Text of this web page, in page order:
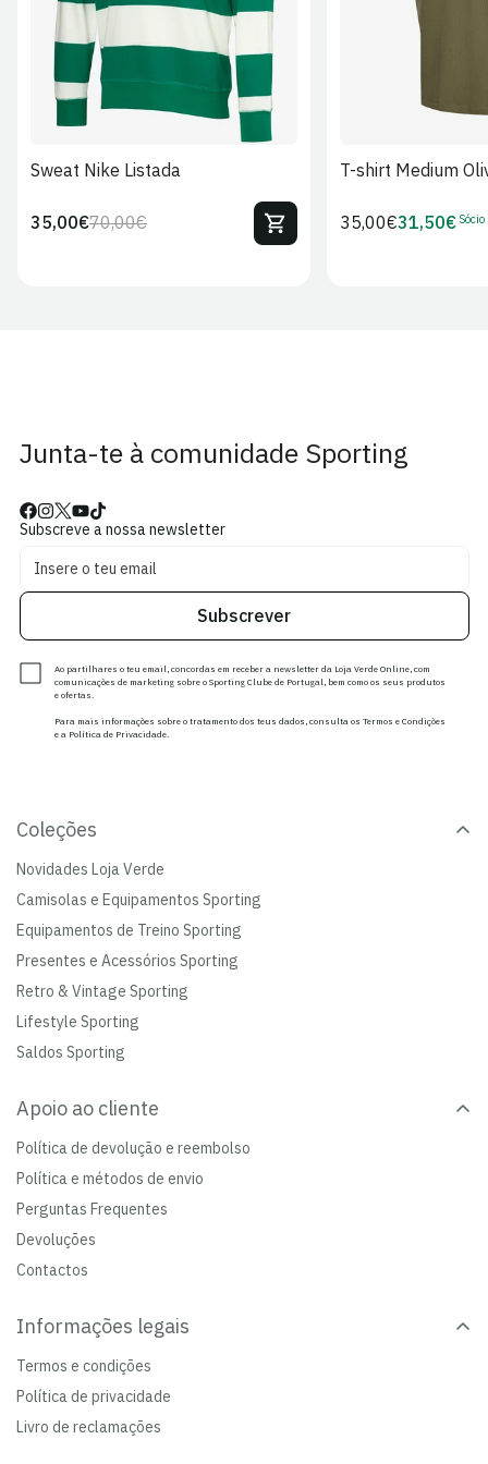
Sweat Nike Listada
Preço
70,00€Preço
35,00€
T-shirt Medium
Preço
35,00€Preço
31,50€ Sócio
Junta-te à comunidade Sporting
Subscreve a nossa newsletter
Subscrever
Ao partilhares o teu email, concordas em receber a newsletter da Loja Verde Online, com
comunicações de marketing sobre o Sporting Clube de Portugal, bem como os seus produtos
e ofertas.
Para mais informações sobre o tratamento dos teus dados, consulta os Termos e Condições
e a Política de Privacidade.
Coleções
Novidades Loja Verde
Camisolas e Equipamentos Sporting
Equipamentos de Treino Sporting
Presentes e Acessórios Sporting
Retro & Vintage Sporting
Lifestyle Sporting
Saldos Sporting
Apoio ao cliente
Política de devolução e reembolso
Política e métodos de envio
Perguntas Frequentes
Devoluções
Contactos
Informações legais
Termos e condições
Política de privacidade
Livro de reclamações